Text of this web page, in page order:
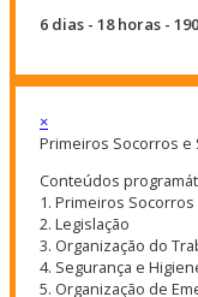
6 dias - 18 horas -
×
Primeiros Socorros e
Conteúdos
1. Primeiros Socorros
2. Legislação
3. Organização do
4. Segurança e
5. Organização de